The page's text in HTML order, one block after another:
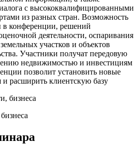
с высококвалифицированными
из разных стран. Возможность
в конференции, решений
деятельности, оспаривания
участков и объектов
Участники получат передовую
недвижимостью и инвестициям
позволит установить новые
расширить клиентскую базу